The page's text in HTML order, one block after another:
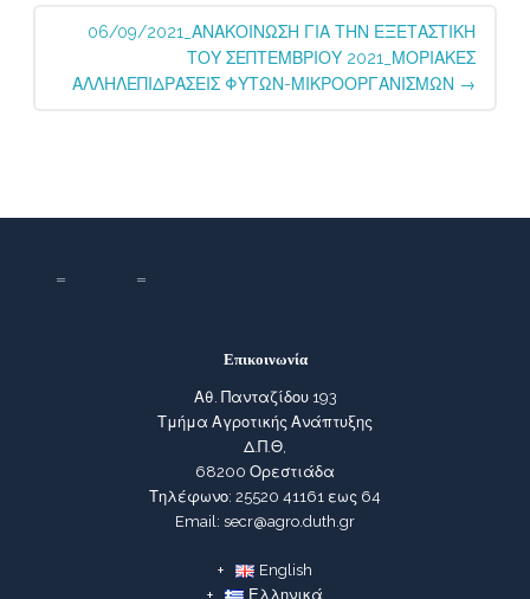
06/09/2021_ΑΝΑΚΟΙΝΩΣΗ ΓΙΑ ΤΗΝ ΕΞΕΤΑΣΤΙΚΗ
ΤΟΥ ΣΕΠΤΕΜΒΡΙΟΥ 2021_ΜΟΡΙΑΚΕΣ
ΑΛΛΗΛΕΠΙΔΡΑΣΕΙΣ ΦΥΤΩΝ-ΜΙΚΡΟΟΡΓΑΝΙΣΜΩΝ →
Επικοινωνία
Αθ. Πανταζίδου 193
Τμήμα Αγροτικής Ανάπτυξης
Δ.Π.Θ,
68200 Ορεστιάδα
Τηλέφωνο: 25520 41161 εως 64
Email: secr@agro.duth.gr
English
Ελληνικά